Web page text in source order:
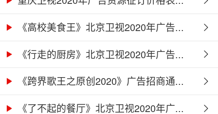
《高校美食王》北京卫视2020年广告...
《行走的厨房》北京卫视2020年广告...
《跨界歌王之原创2020》广告招商通...
《了不起的餐厅》北京卫视2020年广...